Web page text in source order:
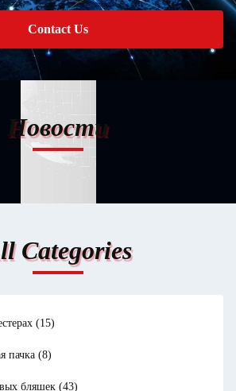
Contact Us
Новости
Categories
(15)
пачка (8)
бляшек (43)